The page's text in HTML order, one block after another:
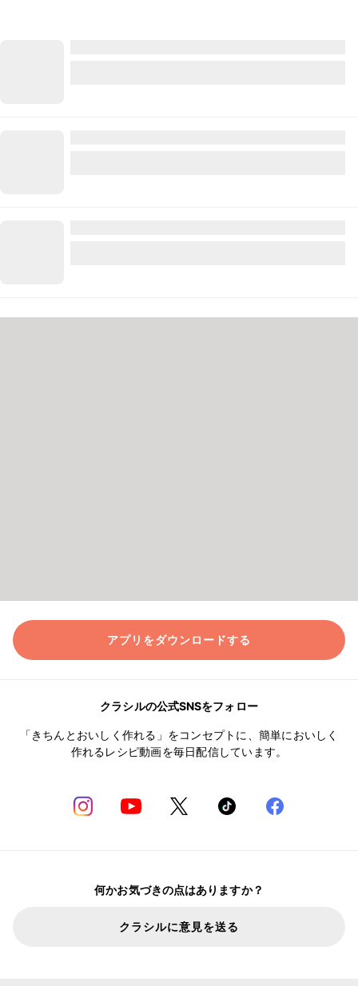
アプリをダウンロードする
クラシルの公式SNSをフォロー
「きちんとおいしく作れる」をコンセプトに、簡単においしく
作れるレシピ動画を毎日配信しています。
何かお気づきの点はありますか？
クラシルに意見を送る